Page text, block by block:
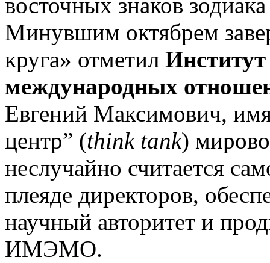
Минувшим октябрем
круга» отметил
международных
Евгений Максимович, имя
центр” (think tank)
неслучайно считается
плеяде директоров,
научный авторитет и
ИМЭМО.